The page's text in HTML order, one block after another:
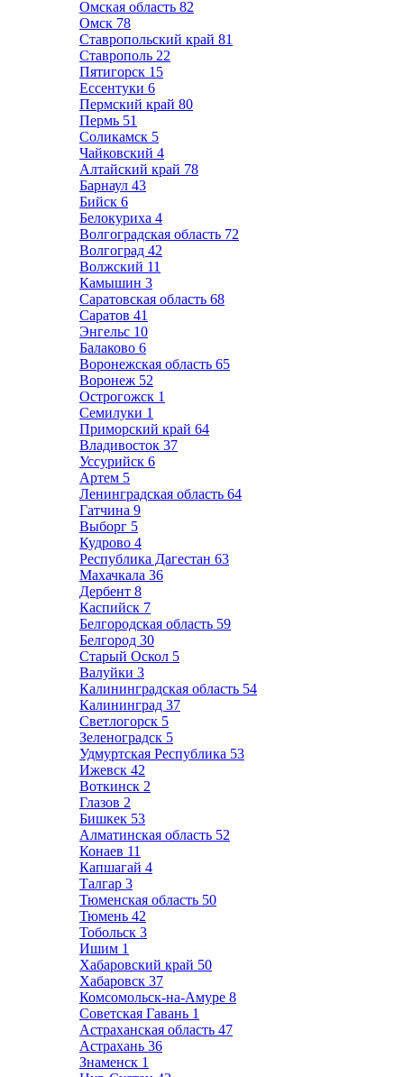
Омская область 82
Омск 78
Ставропольский край 81
Ставрополь 22
Пятигорск 15
Ессентуки 6
Пермский край 80
Пермь 51
Соликамск 5
Чайковский 4
Алтайский край 78
Барнаул 43
Бийск 6
Белокуриха 4
Волгоградская область 72
Волгоград 42
Волжский 11
Камышин 3
Саратовская область 68
Саратов 41
Энгельс 10
Балаково 6
Воронежская область 65
Воронеж 52
Острогожск 1
Семилуки 1
Приморский край 64
Владивосток 37
Уссурийск 6
Артем 5
Ленинградская область 64
Гатчина 9
Выборг 5
Кудрово 4
Республика Дагестан 63
Махачкала 36
Дербент 8
Каспийск 7
Белгородская область 59
Белгород 30
Старый Оскол 5
Валуйки 3
Калининградская область 54
Калининград 37
Светлогорск 5
Зеленоградск 5
Удмуртская Республика 53
Ижевск 42
Воткинск 2
Глазов 2
Бишкек 53
Алматинская область 52
Конаев 11
Капшагай 4
Талгар 3
Тюменская область 50
Тюмень 42
Тобольск 3
Ишим 1
Хабаровский край 50
Хабаровск 37
Комсомольск-на-Амуре 8
Советская Гавань 1
Астраханская область 47
Астрахань 36
Знаменск 1